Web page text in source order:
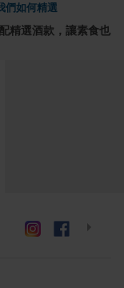
們如何精選
精選酒款，讓素食也